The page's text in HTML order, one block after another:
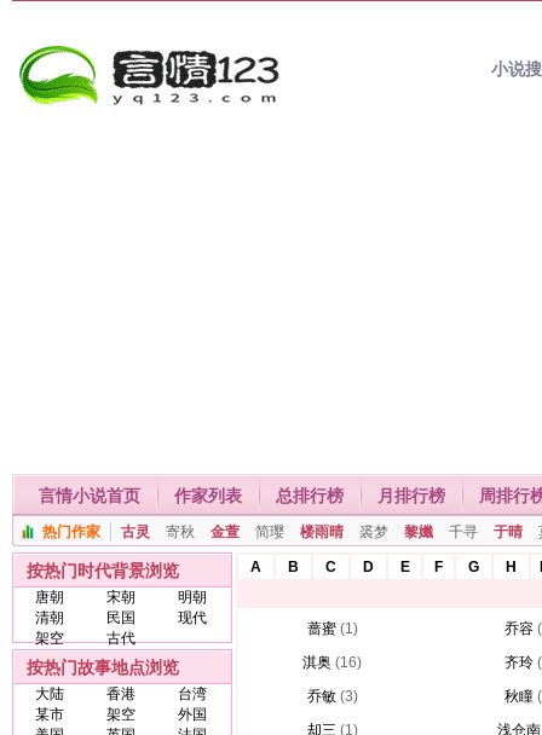
小说
言情小说首页 作家列表 总排行榜 月排行榜 周排行
热门作家 古灵 寄秋 金萱 简璎 楼雨晴 裘梦 黎孅 千寻 于晴
按热门时代背景浏览
唐朝 宋朝
明朝
清朝
民国
现代
架空
古代
按热门故事地点浏览
大陆 香港
台湾
某市
架空
外国
A B C D E F G H
蔷蜜 (1) 乔容
淇奥 (16) 齐玲
乔敏 (3) 秋瞳
却三 (1)
浅仓南